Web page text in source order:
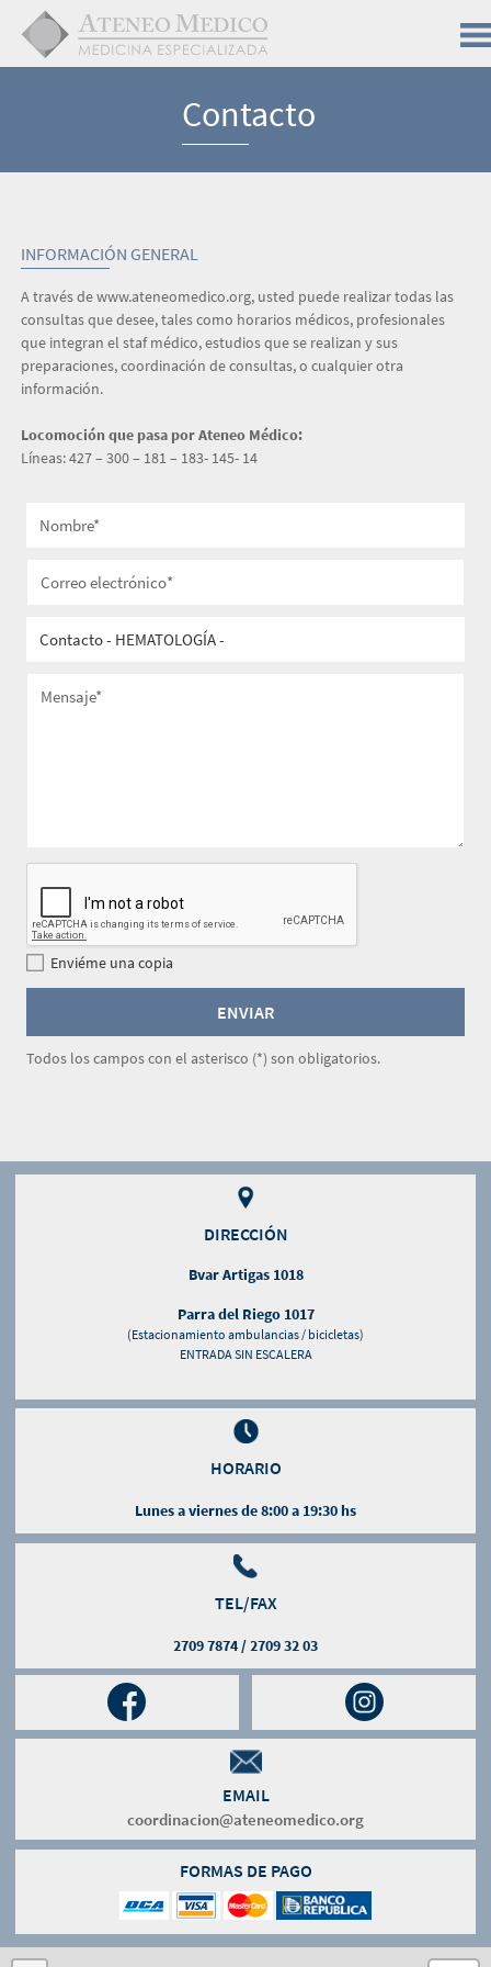
Contacto
INFORMACIÓN GENERAL
A través de www.ateneomedico.org, usted puede realizar todas las
consultas que desee, tales como horarios médicos, profesionales
que integran el staf médico, estudios que se realizan y sus
preparaciones, coordinación de consultas, o cualquier otra
información.
Locomoción que pasa por Ateneo Médico:
Líneas: 427 – 300 – 181 – 183- 145- 14
Enviéme una copia
Todos los campos con el asterisco (*) son obligatorios.
DIRECCIÓN
Bvar Artigas 1018
Parra del Riego 1017
(Estacionamiento ambulancias / bicicletas)
ENTRADA SIN ESCALERA
HORARIO
Lunes a viernes de 8:00 a 19:30 hs
TEL/FAX
2709 7874 / 2709 32 03
EMAIL
coordinacion@ateneomedico.org
FORMAS DE PAGO
Leaflet| Map data ©OpenStreetMapcontributors, Imagery ©Mapbox